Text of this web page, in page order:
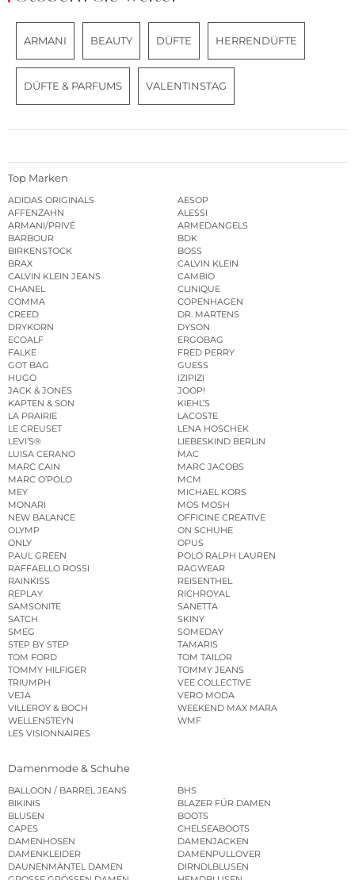
ARMANI BEAUTY DÜFTE HERRENDÜFTE
DÜFTE & PARFUMS VALENTINSTAG
Top Marken
ADIDAS ORIGINALS
AESOP
AFFENZAHN
ALESSI
ARMANI/PRIVÉ
ARMEDANGELS
BARBOUR
BDK
BIRKENSTOCK
BOSS
BRAX
CALVIN KLEIN
CALVIN KLEIN JEANS
CAMBIO
CHANEL
CLINIQUE
COMMA
COPENHAGEN
CREED
DR. MARTENS
DRYKORN
DYSON
ECOALF
ERGOBAG
FALKE
FRED PERRY
GOT BAG
GUESS
HUGO
IZIPIZI
JACK & JONES
JOOP!
KAPTEN & SON
KIEHL’S
LA PRAIRIE
LACOSTE
LE CREUSET
LENA HOSCHEK
LEVI’S®
LIEBESKIND BERLIN
LUISA CERANO
MAC
MARC CAIN
MARC JACOBS
MARC O’POLO
MCM
MEY
MICHAEL KORS
MONARI
MOS MOSH
NEW BALANCE
OFFICINE CREATIVE
OLYMP
ON SCHUHE
ONLY
OPUS
PAUL GREEN
POLO RALPH LAUREN
RAFFAELLO ROSSI
RAGWEAR
RAINKISS
REISENTHEL
REPLAY
RICHROYAL
SAMSONITE
SANETTA
SATCH
SKINY
SMEG
SOMEDAY
STEP BY STEP
TAMARIS
TOM FORD
TOM TAILOR
TOMMY HILFIGER
TOMMY JEANS
TRIUMPH
VEE COLLECTIVE
VEJA
VERO MODA
VILLEROY & BOCH
WEEKEND MAX MARA
WELLENSTEYN
WMF
LES VISIONNAIRES
Damenmode & Schuhe
BALLOON / BARREL JEANS
BHS
BIKINIS
BLAZER FÜR DAMEN
BLUSEN
BOOTS
CAPES
CHELSEABOOTS
DAMENHOSEN
DAMENJACKEN
DAMENKLEIDER
DAMENPULLOVER
DAUNENMÄNTEL DAMEN
DIRNDLBLUSEN